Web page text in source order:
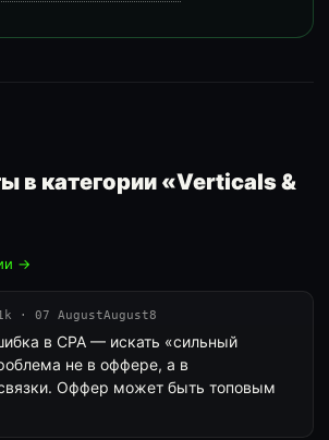
в категории «Verticals &
→
· 07 AugustAugust8
в CPA — искать «сильный
не в оффере, а в
связки. Оффер может быть топовым